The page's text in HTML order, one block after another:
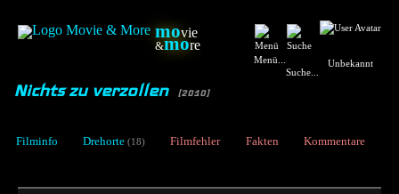
movie
&more
Menü...
Suche...
Unbekannt
Nichts zu verzollen [2010]
Filminfo Drehorte (18) Filmfehler Fakten Kommentare